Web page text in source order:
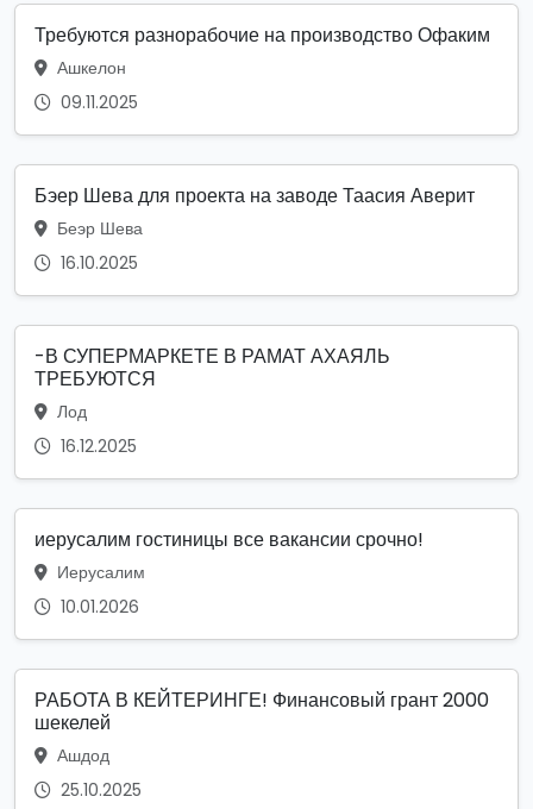
Требуются разнорабочие на производство Офаким
Ашкелон
09.11.2025
Бэер Шева для проекта на заводе Таасия Аверит
Беэр Шева
16.10.2025
-В СУПЕРМАРКЕТЕ В РАМАТ АХАЯЛЬ
ТРЕБУЮТСЯ
Лод
16.12.2025
иерусалим гостиницы все вакансии срочно!
Иерусалим
10.01.2026
РАБОТА В КЕЙТЕРИНГЕ! Финансовый грант 2000
шекелей
Ашдод
25.10.2025